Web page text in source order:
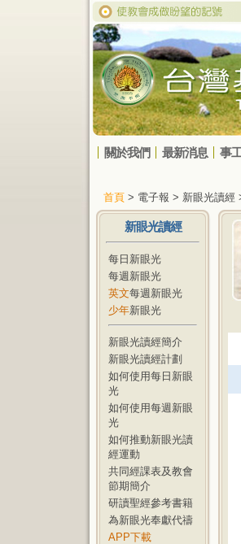
關於我們 最新消息 事
首頁 > 電子報 > 新眼光讀經
新眼光讀經
每日新眼光
每週新眼光
英文每週新眼光
少年新眼光
新眼光讀經簡介
新眼光讀經計劃
如何使用每日新眼
光
如何使用每週新眼
光
如何推動新眼光讀
經運動
共同經課表及教會
節期簡介
研讀聖經參考書籍
為新眼光奉獻代禱
APP下載